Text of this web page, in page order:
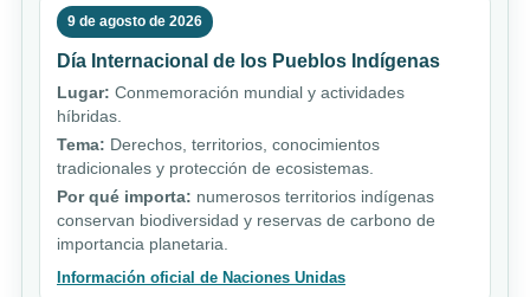
9 de agosto de 2026
Día Internacional de los Pueblos Indígenas
Lugar: Conmemoración mundial y actividades
híbridas.
Tema: Derechos, territorios, conocimientos
tradicionales y protección de ecosistemas.
Por qué importa: numerosos territorios indígenas
conservan biodiversidad y reservas de carbono de
importancia planetaria.
Información oficial de Naciones Unidas